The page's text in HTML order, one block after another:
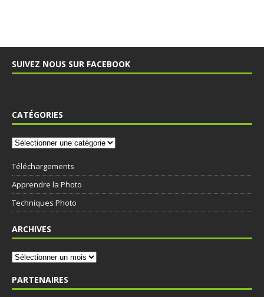
SUIVEZ NOUS SUR FACEBOOK
CATÉGORIES
Téléchargements
Apprendre la Photo
Techniques Photo
ARCHIVES
PARTENAIRES